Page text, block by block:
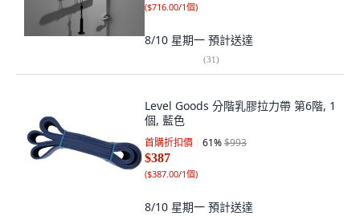
($716.00/1個)
8/10 星期一 預計送達
(31)
Level Goods 分階乳膠拉力帶 第6階, 1
個, 藍色
首購折扣價 61%$993
$387
($387.00/1個)
8/10 星期一 預計送達